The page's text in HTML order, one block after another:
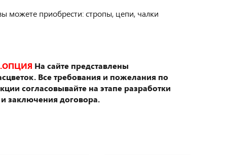
можете приобрести: стропы, цепи, чалки
На сайте представлены
Все требования и пожелания по
согласовывайте на этапе разработки
заключения договора.